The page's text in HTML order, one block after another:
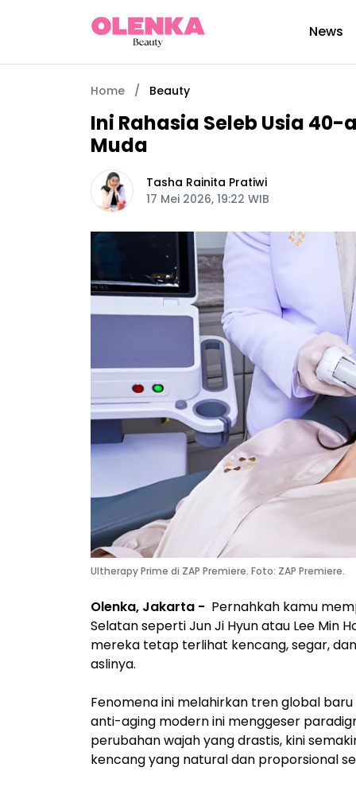
News
Home / Beauty
Ini Rahasia Seleb Usia
Muda
Tasha Rainita Pratiwi
17 Mei 2026, 19:22 WIB
Ultherapy Prime di ZAP Premiere. Foto: ZAP Premiere.
Olenka, Jakarta - Pernahkah kamu
Selatan seperti Jun Ji Hyun atau Lee Min
mereka tetap terlihat kencang, segar,
aslinya.
Fenomena ini melahirkan tren global
anti-aging modern ini menggeser
perubahan wajah yang drastis, kini
kencang yang natural dan proporsional